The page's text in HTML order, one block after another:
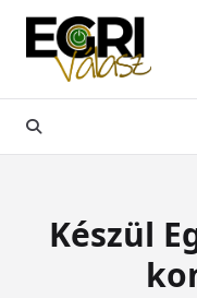
Skip
content
Készül